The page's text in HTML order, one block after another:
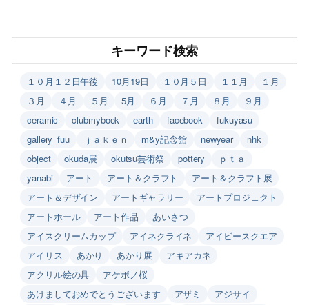
キーワード検索
１０月１２日午後 10月19日 １０月５日 １１月
１月
３月
４月 ５月 5月 ６月 ７月 ８月
９月
ceramic
clubmybook earth facebook
fukuyasu
gallery_fuu
ｊａｋｅｎ m&y記念館 newyear
nhk
object
okuda展 okutsu芸術祭 pottery
ｐｔａ
yanabi
アート アート＆クラフト
アート＆クラフト展
アート＆デザイン
アートギャラリー
アートプロジェクト
アートホール
アート作品
あいさつ
アイスクリームカップ
アイネクライネ
アイビースクエア
アイリス
あかり あかり展
アキアカネ
アクリル絵の具
アケボノ桜
あけましておめでとうございます
アザミ
アジサイ